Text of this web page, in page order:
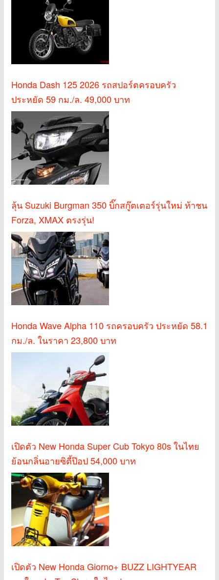
Honda Dash 125 2026 รถสปอร์ตครอบครัว
ประหยัด 59 กม./ล. 49,000 บาท
ลุ้น Suzuki Burgman 350 บิ๊กสกู๊ตเตอร์รุ่นใหม่ ท้าชน
Forza, XMAX ตรงรุ่น!
Honda Wave Alpha 110 รถครอบครัว ประหยัด 58.1
กม./ล. ในราคา 23,800 บาท
เปิดตัว New Honda Super Cub Tokyo 80s ในไทย
ย้อนกลิ่นอายซิตี้ป๊อป 54,000 บาท
เปิดตัว New Honda Giorno+ BUZZ LIGHTYEAR